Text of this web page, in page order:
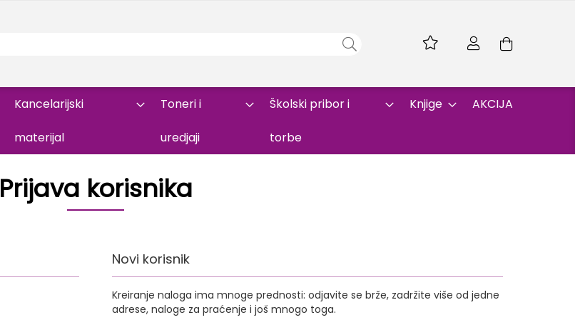
Skip
Kancelarijski
materijal
Toneri i
uredjaji
Školski pribor i
torbe
Knjige AKCIJA
Prijava korisnika
Novi korisnik
Kreiranje naloga ima mnoge prednosti: odjavite se brže, zadržite više od jedne
adrese, naloge za praćenje i još mnogo toga.